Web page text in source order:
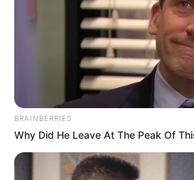
BRAINBERRIES
Why Did He Leave At The Peak Of